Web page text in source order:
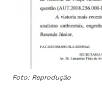
Foto: Reprodução